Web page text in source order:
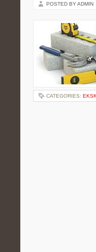
POSTED BY ADMIN
CATEGORIES: